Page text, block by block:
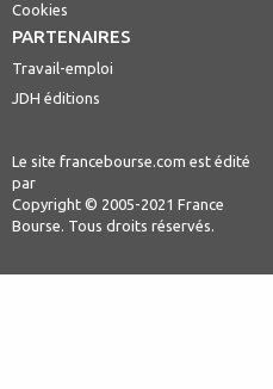
Cookies
PARTENAIRES
Travail-emploi
JDH éditions
Le site francebourse.com est édité
par
Copyright © 2005-2021 France
Bourse. Tous droits réservés.